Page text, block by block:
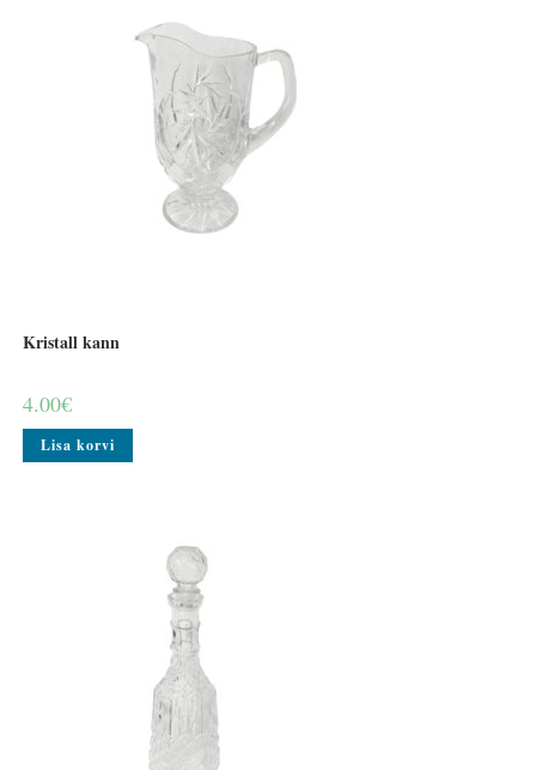
Kristall kann
4.00€
Lisa korvi